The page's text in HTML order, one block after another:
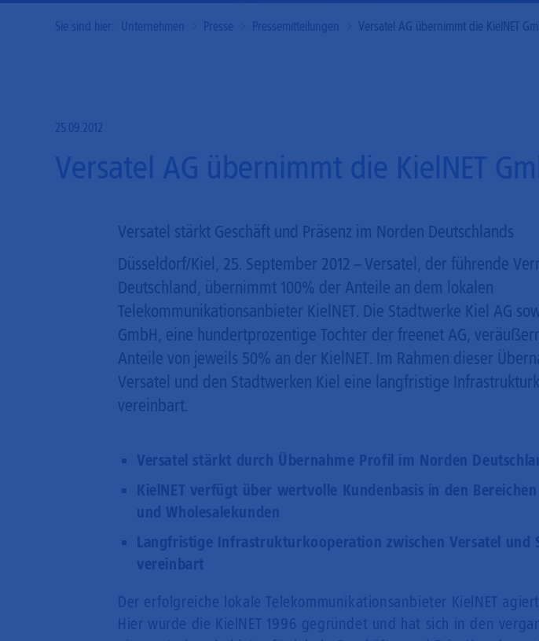
Sie sind hier: Unternehmen Presse Pressemitteilungen Versatel AG übernimmt die KielNET
25.09.2012
Versatel AG übernimmt die KielNET
Versatel stärkt Geschäft und Präsenz im Norden Deutschlands
Düsseldorf/Kiel, 25. September 2012 – Versatel, der führende
Deutschland, übernimmt 100% der Anteile an dem lokalen
Telekommunikationsanbieter KielNET. Die Stadtwerke Kiel AG
GmbH, eine hundertprozentige Tochter der freenet AG,
Anteile von jeweils 50% an der KielNET. Im Rahmen dieser
Versatel und den Stadtwerken Kiel eine langfristige
vereinbart.
Versatel stärkt durch Übernahme Profil im Norden
KielNET verfügt über wertvolle Kundenbasis in den
und Wholesalekunden
Langfristige Infrastrukturkooperation zwischen Versatel und
vereinbart
Der erfolgreiche lokale Telekommunikationsanbieter KielNET
Hier wurde die KielNET 1996 gegründet und hat sich in den